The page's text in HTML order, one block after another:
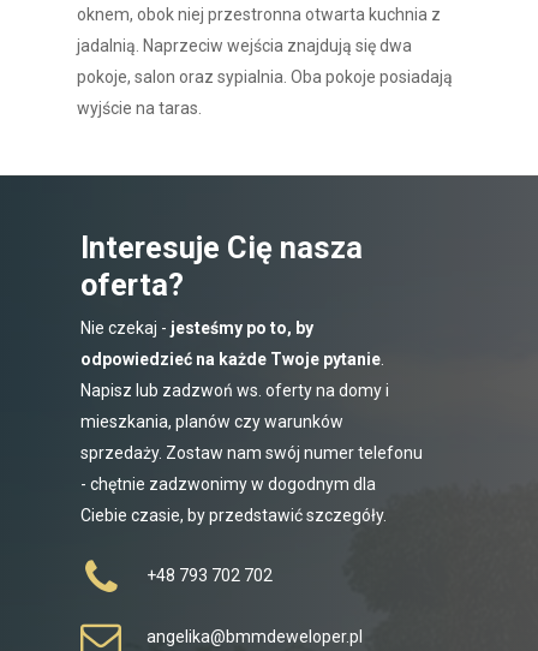
oknem, obok niej przestronna otwarta kuchnia z
jadalnią. Naprzeciw wejścia znajdują się dwa
pokoje, salon oraz sypialnia. Oba pokoje posiadają
wyjście na taras.
Interesuje Cię nasza
oferta?
Nie czekaj - jesteśmy po to, by
odpowiedzieć na każde Twoje pytanie
Napisz lub zadzwoń ws. oferty na domy i
mieszkania, planów czy warunków
sprzedaży. Zostaw nam swój numer telefonu
- chętnie zadzwonimy w dogodnym dla
Ciebie czasie, by przedstawić szczegóły.
+48 793 702 702
angelika@bmmdeweloper.pl